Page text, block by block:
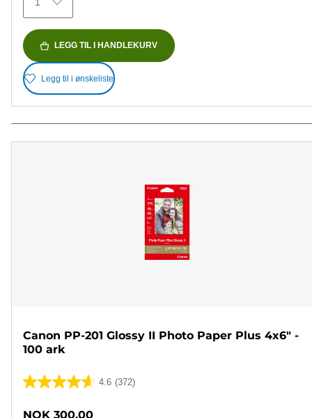
LEGG TIL I HANDLEKURV
Legg til i ønskeliste
Canon PP-201 Glossy II Photo Paper Plus 4x6" -
100 ark
4.6 (372)
4.6
NOK 300.00